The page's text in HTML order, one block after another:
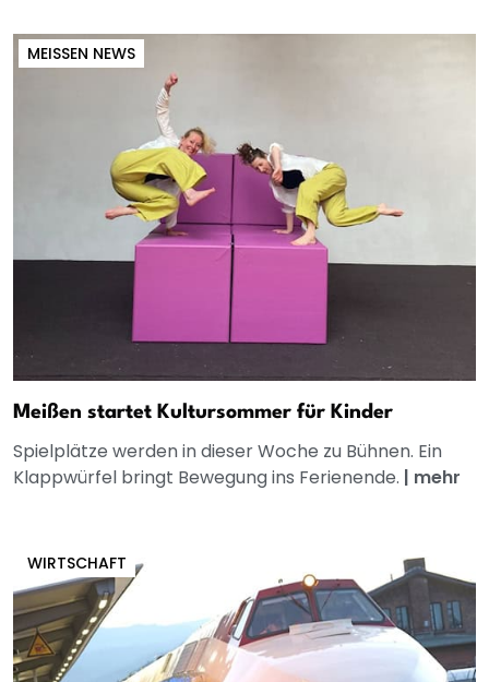
MEISSEN NEWS
Meißen startet Kultursommer für Kinder
Spielplätze werden in dieser Woche zu Bühnen. Ein
Klappwürfel bringt Bewegung ins Ferienende. | mehr
WIRTSCHAFT